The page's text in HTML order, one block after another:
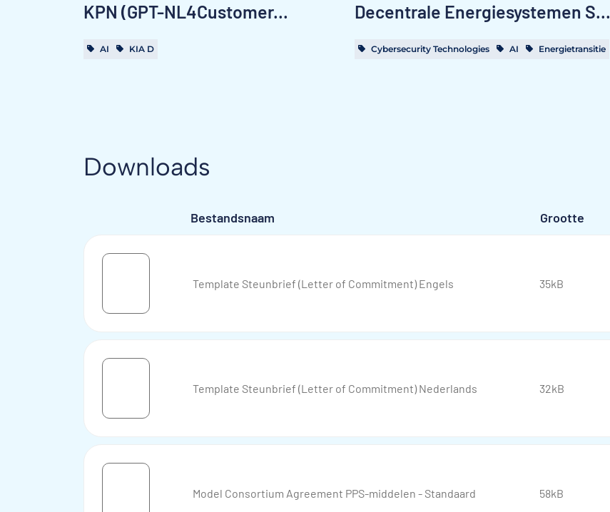
KPN (GPT-NL4Customer...
AI KIA D
Decentrale Energiesystemen S...
Cybersecurity Technologies AI Energietransitie
Downloads
Bestandsnaam Grootte
Template Steunbrief (Letter of Commitment) Engels 35kB
Template Steunbrief (Letter of Commitment) Nederlands 32kB
Model Consortium Agreement PPS-middelen - Standaard 58kB